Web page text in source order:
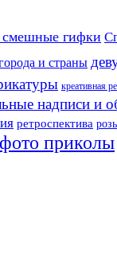
гифки
и страны
креативная
надписи и
ретроспектива
фото приколы